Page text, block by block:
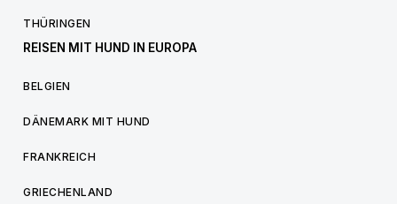
THÜRINGEN
REISEN MIT HUND IN EUROPA
BELGIEN
DÄNEMARK MIT HUND
FRANKREICH
GRIECHENLAND